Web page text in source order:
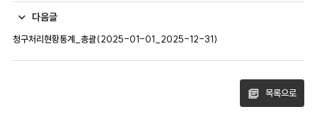
다음글
청구처리현황통계_총괄(2025-01-01_2025-12-31)
목록으로